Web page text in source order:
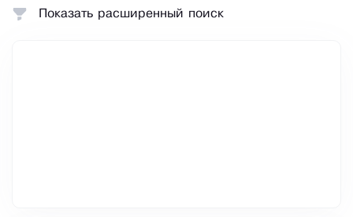
Показать расширенный поиск